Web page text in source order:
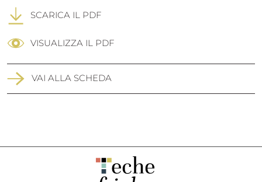
SCARICA IL PDF
VISUALIZZA IL PDF
VAI ALLA SCHEDA